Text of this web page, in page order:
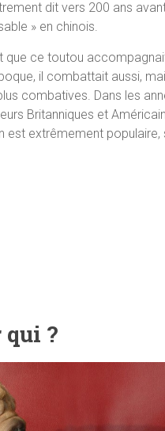
dit vers 200 ans
» en chinois.
que ce toutou
il combattait aussi,
combatives. Dans les
Britanniques et
est extrêmement
qui ?